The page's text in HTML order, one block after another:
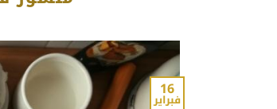
16
فبراير